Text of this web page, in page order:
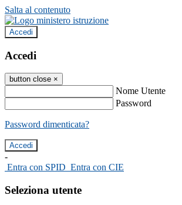
Salta al contenuto
Accedi
Accedi
button close ×
Nome Utente
Password
Password dimenticata?
-
Entra con SPID Entra con CIE
Seleziona utente